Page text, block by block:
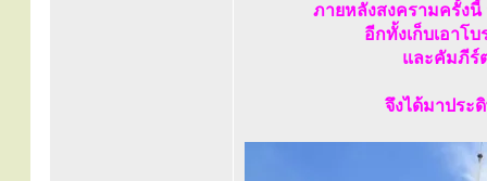
ภายหลังสงครามครั้ง
อีกทั้งเก็บเอาโ
และคัมภีร์
จึงได้มาประ